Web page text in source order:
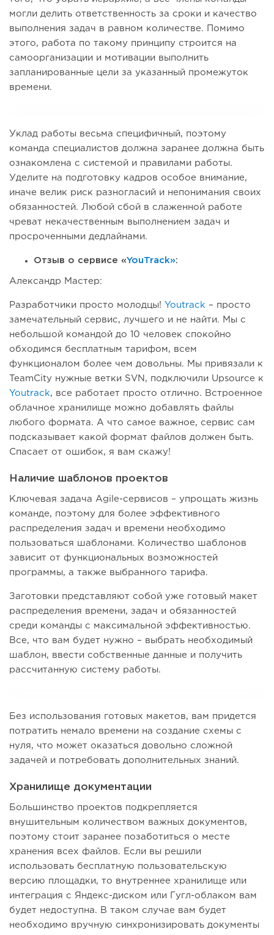
могли делить ответственность за сроки и качество
выполнения задач в равном количестве. Помимо
этого, работа по такому принципу строится на
самоорганизации и мотивации выполнить
запланированные цели за указанный промежуток
времени.
Уклад работы весьма специфичный, поэтому
команда специалистов должна заранее должна быть
ознакомлена с системой и правилами работы.
Уделите на подготовку кадров особое внимание,
иначе велик риск разногласий и непонимания своих
обязанностей. Любой сбой в слаженной работе
чреват некачественным выполнением задач и
просроченными дедлайнами.
Отзыв о сервисе «YouTrack»:
Александр Мастер:
Разработчики просто молодцы! Youtrack – просто
замечательный сервис, лучшего и не найти. Мы с
небольшой командой до 10 человек спокойно
обходимся бесплатным тарифом, всем
функционалом более чем довольны. Мы привязали к
TeamCity нужные ветки SVN, подключили Upsource к
Youtrack, все работает просто отлично. Встроенное
облачное хранилище можно добавлять файлы
любого формата. А что самое важное, сервис сам
подсказывает какой формат файлов должен быть.
Спасает от ошибок, я вам скажу!
Наличие шаблонов проектов
Ключевая задача Agile-сервисов – упрощать жизнь
команде, поэтому для более эффективного
распределения задач и времени необходимо
пользоваться шаблонами. Количество шаблонов
зависит от функциональных возможностей
программы, а также выбранного тарифа.
Заготовки представляют собой уже готовый макет
распределения времени, задач и обязанностей
среди команды с максимальной эффективностью.
Все, что вам будет нужно – выбрать необходимый
шаблон, ввести собственные данные и получить
рассчитанную систему работы.
Без использования готовых макетов, вам придется
потратить немало времени на создание схемы с
нуля, что может оказаться довольно сложной
задачей и потребовать дополнительных знаний.
Хранилище документации
Большинство проектов подкрепляется
внушительным количеством важных документов,
поэтому стоит заранее позаботиться о месте
хранения всех файлов. Если вы решили
использовать бесплатную пользовательскую
версию площадки, то внутреннее хранилище или
интеграция с Яндекс-диском или Гугл-облаком вам
будет недоступна. В таком случае вам будет
необходимо вручную синхронизировать документы